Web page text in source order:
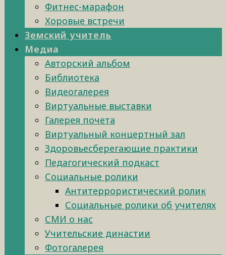
Фитнес-марафон
Хоровые встречи
Земский учитель
Медиа
Авторский альбом
Библиотека
Видеогалерея
Виртуальные выставки
Галерея почета
Виртуальный концертный зал
Здоровьесберегающие практики
Педагогический подкаст
Социальные ролики
Антитеррористический ролик
Социальные ролики об учителях
СМИ о нас
Учительские династии
Фотогалерея